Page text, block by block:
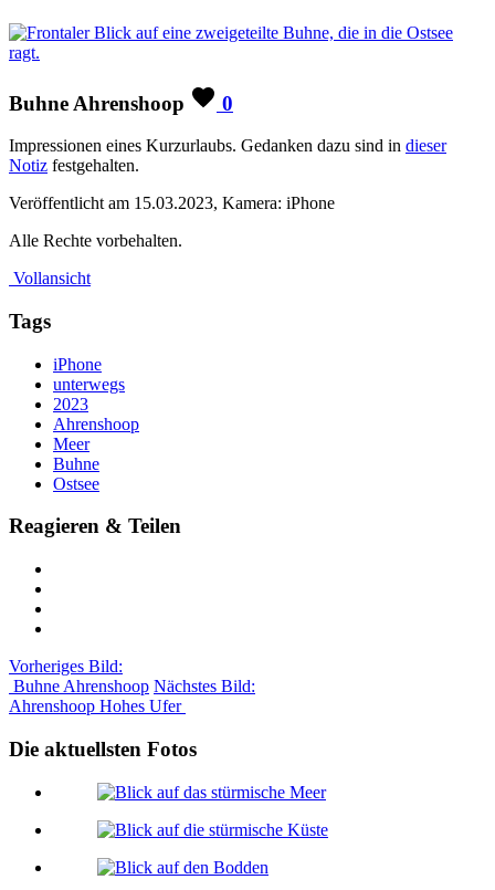
Buhne Ahrenshoop 0
Impressionen eines Kurzurlaubs. Gedanken dazu sind in dieser
Notiz festgehalten.
Veröffentlicht am 15.03.2023, Kamera: iPhone
Alle Rechte vorbehalten.
Vollansicht
Tags
iPhone
unterwegs
2023
Ahrenshoop
Meer
Buhne
Ostsee
Reagieren & Teilen
Vorheriges Bild:
Buhne Ahrenshoop Nächstes Bild:
Ahrenshoop Hohes Ufer
Die aktuellsten Fotos